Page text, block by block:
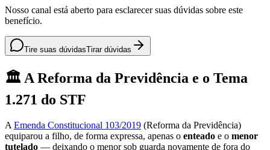
Nosso canal está aberto para esclarecer suas dúvidas sobre este
benefício.
Tire suas dúvidasTirar dúvidas
🏛️ A Reforma da Previdência e o Tema
1.271 do STF
A Emenda Constitucional 103/2019 (Reforma da Previdência)
equiparou a filho, de forma expressa, apenas o enteado e o menor
tutelado — deixando o menor sob guarda novamente de fora do